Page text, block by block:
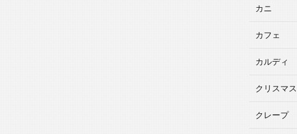
カニ
カフェ
カルディ
クリスマス
クレープ